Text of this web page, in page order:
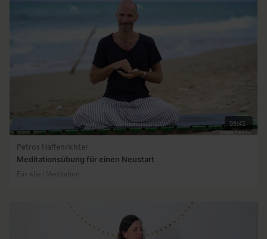
09:45
Petros Haffenrichter
Meditationsübung für einen Neustart
Für alle | Meditation